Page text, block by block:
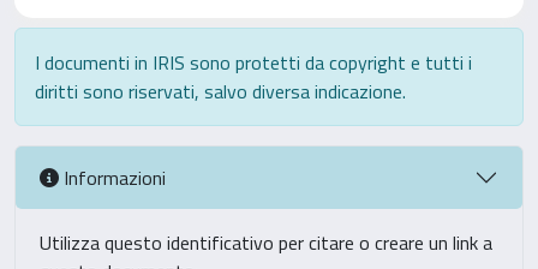
I documenti in IRIS sono protetti da copyright e tutti i
diritti sono riservati, salvo diversa indicazione.
Informazioni
Utilizza questo identificativo per citare o creare un link a